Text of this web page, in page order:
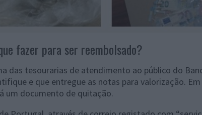
fazer para ser reembolsado?
das tesourarias de atendimento ao público do
e que entregue as notas para valorização. Em
um documento de quitação.